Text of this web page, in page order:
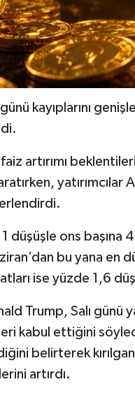
kayıplarını
faiz artırımı
düşüşle ons
bu yana en
ise yüzde 1,6
Trump, Salı günü
kabul ettiğini
belirterek
artırdı.